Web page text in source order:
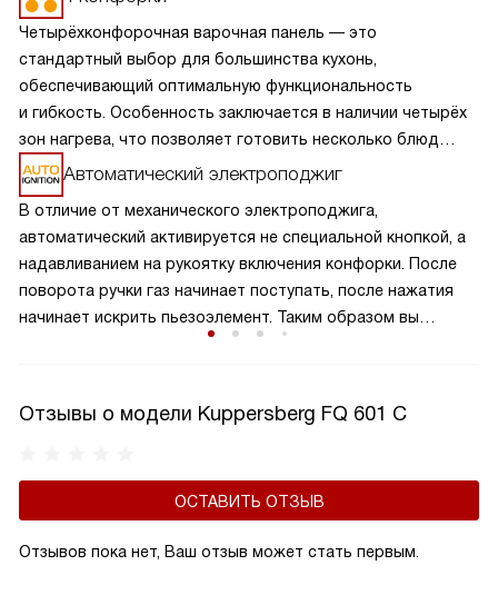
Четырёхконфорочная варочная панель — это
стандартный выбор для большинства кухонь,
обеспечивающий оптимальную функциональность
и гибкость. Особенность заключается в наличии четырёх
зон нагрева, что позволяет готовить несколько блюд
одновременно, экономя время и усилия. Разнообразие
размеров и мощностей конфорок подходит для
различных кулинарных задач, от быстрого кипячения
до медленного тушения. Такая панель обеспечивает
равномерное распределение тепла и удобное
расположение посуды, что делает её идеальной для
семейного использования.
Автоматический электроподжиг
В отличие от механического электроподжига,
автоматический активируется не специальной кнопкой, а
надавливанием на рукоятку включения конфорки. После
поворота ручки газ начинает поступать, после нажатия
начинает искрить пьезоэлемент. Таким образом вы
Отзывы о модели Kuppersberg FQ 601 C
ОСТАВИТЬ ОТЗЫВ
Отзывов пока нет, Ваш отзыв может стать первым.